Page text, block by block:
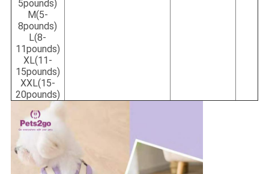
PRIVACY
POLICY
5pounds)
M(5-
8pounds)
L(8-
11pounds)
XL(11-
15pounds)
XXL(15-
20pounds)